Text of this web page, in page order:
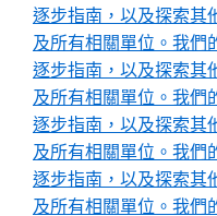
逐步指南，以及探索其
及所有相關單位。我們
逐步指南，以及探索其
及所有相關單位。我們
逐步指南，以及探索其
及所有相關單位。我們
逐步指南，以及探索其
及所有相關單位。我們